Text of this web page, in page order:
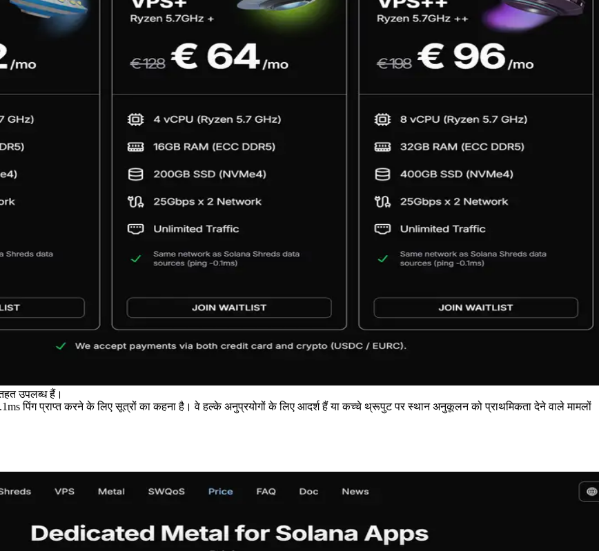
उपलब्ध हैं।
पिंग प्राप्त करने के लिए सूत्रों का कहना है। वे हल्के अनुप्रयोगों के लिए आदर्श हैं या कच्चे थ्रूपुट पर स्थान अनुकूलन को प्राथमिकता देने वाले मामलों